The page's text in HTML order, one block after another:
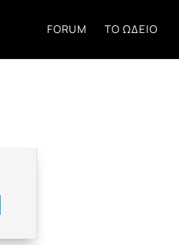
FORUM ΤΟ ΩΔΕΊΟ